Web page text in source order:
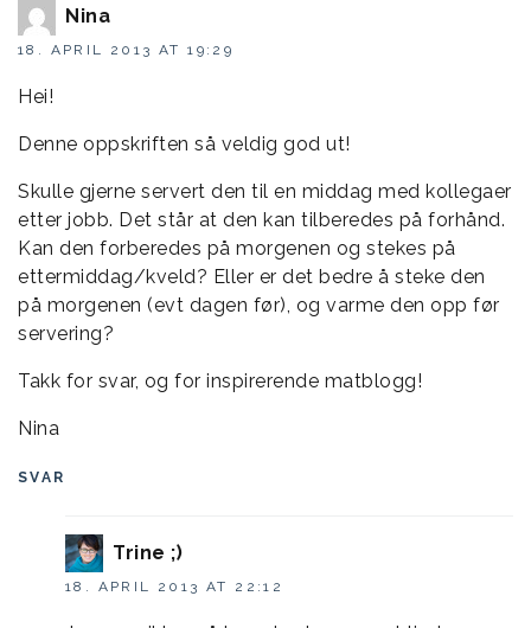
Nina
18. APRIL 2013 AT 19:29
Hei!
Denne oppskriften så veldig god ut!
Skulle gjerne servert den til en middag med kollegaer
etter jobb. Det står at den kan tilberedes på forhånd.
Kan den forberedes på morgenen og stekes på
ettermiddag/kveld? Eller er det bedre å steke den
på morgenen (evt dagen før), og varme den opp før
servering?
Takk for svar, og for inspirerende matblogg!
Nina
SVAR
Trine ;)
18. APRIL 2013 AT 22:12